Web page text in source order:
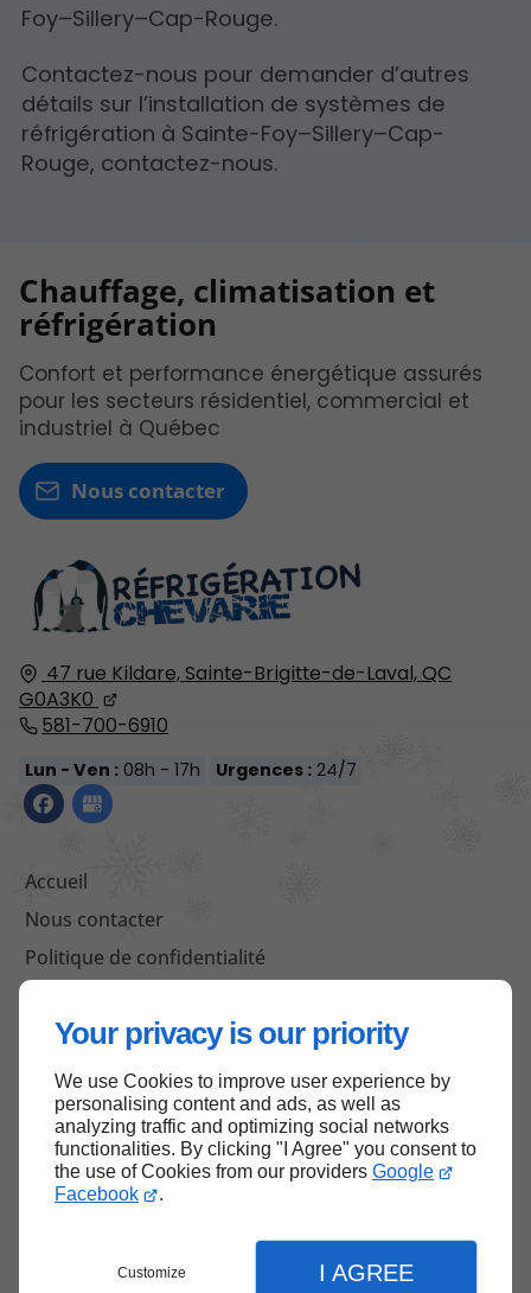
Your privacy is our priority
We use Cookies to improve user experience by
personalising content and ads, as well as
analyzing traffic and optimizing social networks
functionalities. By clicking "I Agree" you consent to
the use of Cookies from our providers Google
Facebook
.
Customize I AGREE
Foy–Sillery–Cap-Rouge.
Contactez-nous pour demander d’autres
détails sur l’installation de systèmes de
réfrigération à Sainte-Foy–Sillery–Cap-
Rouge, contactez-nous.
47 rue Kildare,Sainte-Brigitte-de-Laval, QC
G0A3K0
581-700-6910
Lun - Ven :08h - 17h Urgences :24/7
Accueil
Nous contacter
Politique de confidentialité
Chauffage, climatisation et
réfrigération
Confort et performance énergétique assurés
pour les secteurs résidentiel, commercial et
industriel à Québec
Nous contacter
Haut de page